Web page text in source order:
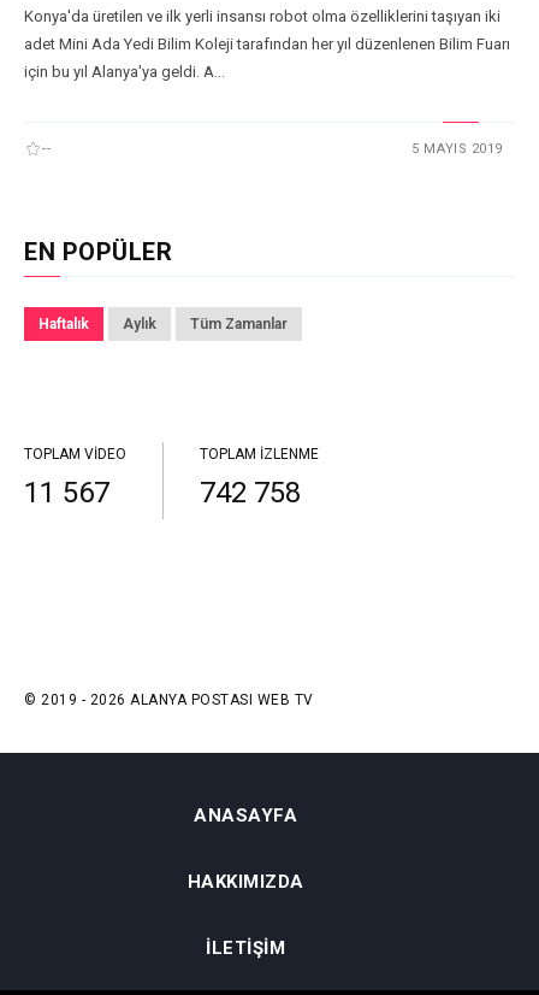
Konya'da üretilen ve ilk yerli insansı robot olma özelliklerini taşıyan iki
adet Mini Ada Yedi Bilim Koleji tarafından her yıl düzenlenen Bilim Fuarı
için bu yıl Alanya'ya geldi. A...
-- 5 MAYIS 2019
EN POPÜLER
Haftalık Aylık Tüm Zamanlar
TOPLAM VIDEO
11 567
TOPLAM İZLENME
742 758
© 2019 - 2026 ALANYA POSTASI WEB TV
ANASAYFA
HAKKIMIZDA
İLETIŞIM